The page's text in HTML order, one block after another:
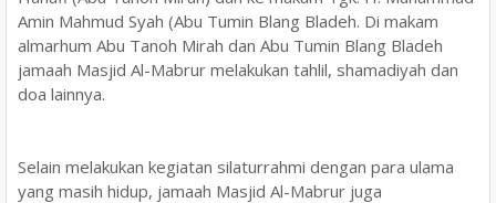
Amin Mahmud Syah (Abu Tumin Blang Bladeh. Di makam
almarhum Abu Tanoh Mirah dan Abu Tumin Blang Bladeh
jamaah Masjid Al-Mabrur melakukan tahlil, shamadiyah dan
doa lainnya.
Selain melakukan kegiatan silaturrahmi dengan para ulama
yang masih hidup, jamaah Masjid Al-Mabrur juga